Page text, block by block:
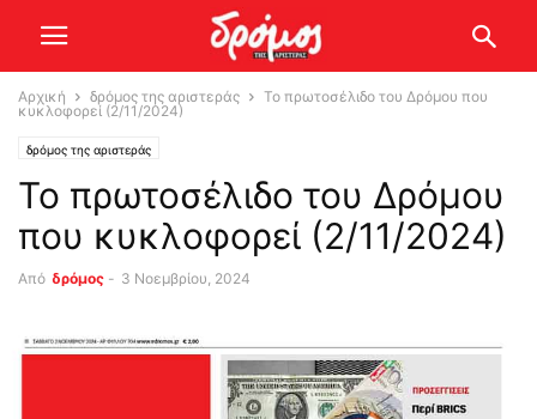
Αρχική δρόμος της αριστεράς
Το πρωτοσέλιδο του Δρόμου που
κυκλοφορεί (2/11/2024)
δρόμος της αριστεράς
Το πρωτοσέλιδο του Δρόμου
που κυκλοφορεί (2/11/2024)
Από δρόμος - 3 Νοεμβρίου, 2024